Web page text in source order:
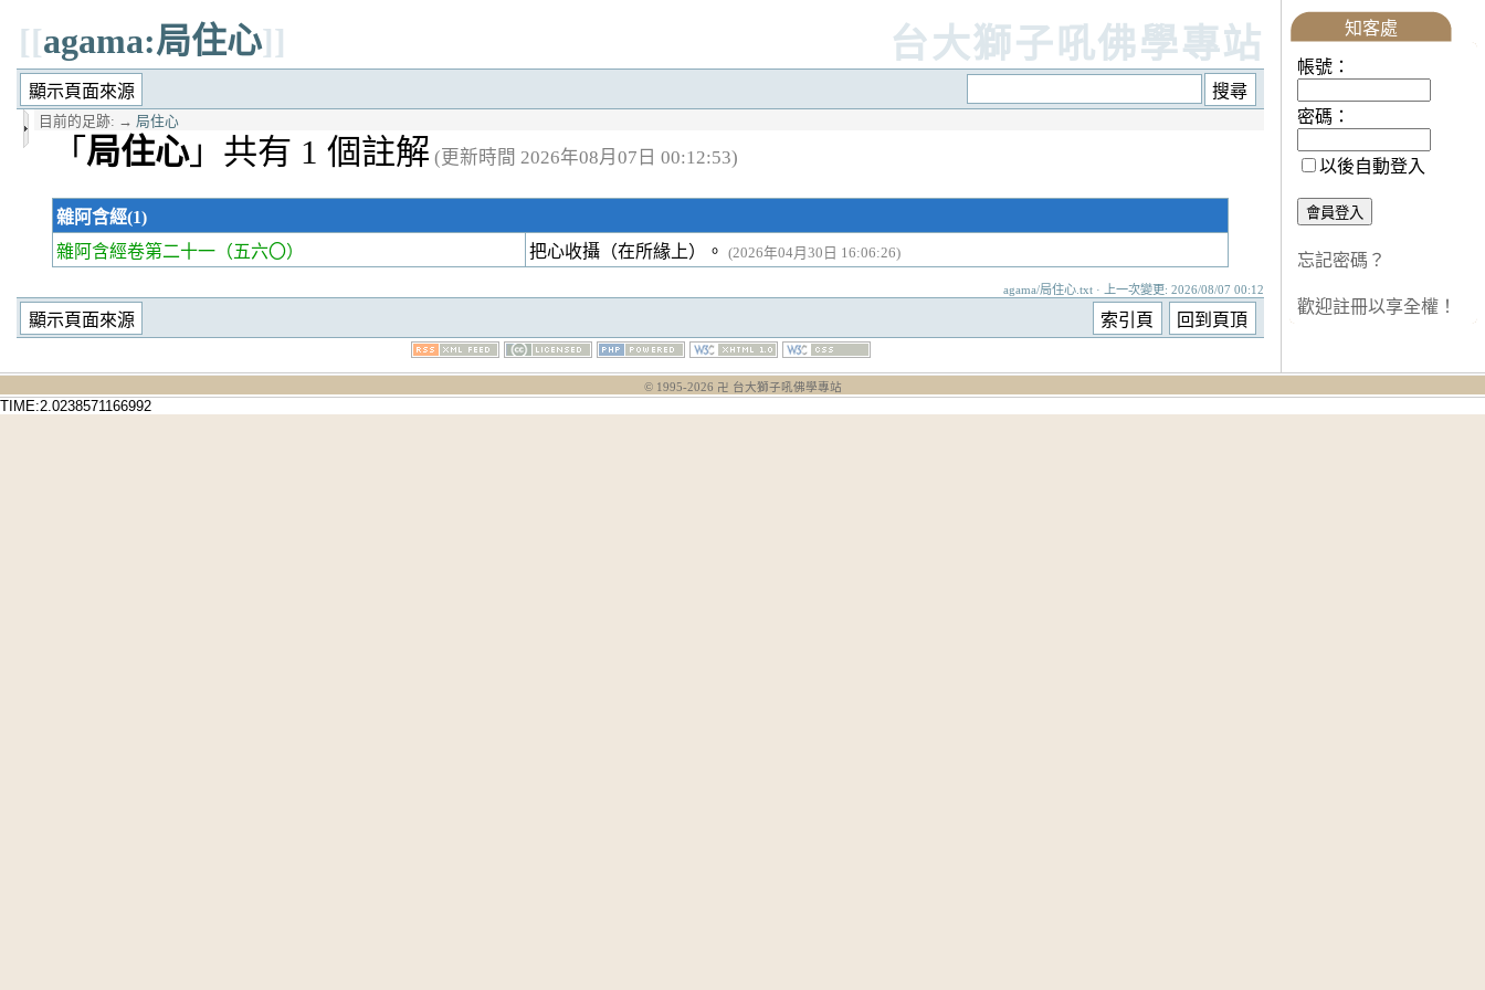
[[agama:局住心]] 台大獅子吼佛學專站
目前的足跡: → 局住心
「 局住心」共有 1 個註解 (更新時間 2026年08月07日 00:12:53)
雜阿含經(1)
雜阿含經卷第二十一 （五六〇） 把心收攝（在所緣上）。 (2026年04月30日 16:06:26)
agama/局住心.txt · 上一次變更: 2026/08/07 00:12
知客處
帳號：
密碼：
以後自動登入
忘記密碼？
歡迎註冊以享全權！
© 1995-2026 卍 台大獅子吼佛學專站
TIME:2.0238571166992